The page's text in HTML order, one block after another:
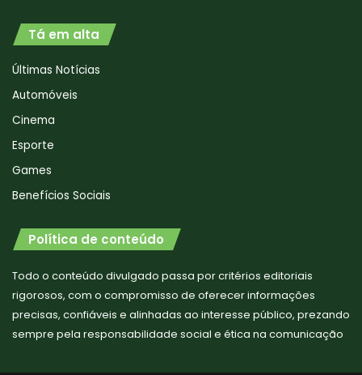
Tá em alta
Últimas Notícias
Automóveis
Cinema
Esporte
Games
Benefícios Sociais
Política de conteúdo
Todo o conteúdo divulgado passa por critérios editoriais
rigorosos, com o compromisso de oferecer informações
precisas, confiáveis e alinhadas ao interesse público, prezando
sempre pela responsabilidade social e ética na comunicação